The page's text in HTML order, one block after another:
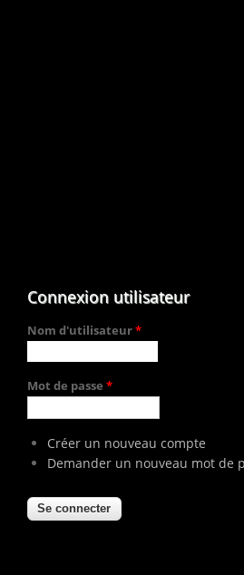
Connexion utilisateur
Nom d'utilisateur*
Mot de passe *
Créer un nouveau compte
Demander un nouveau mot de